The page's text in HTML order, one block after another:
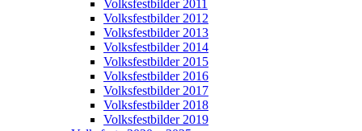
Volksfestbilder 2011
Volksfestbilder 2012
Volksfestbilder 2013
Volksfestbilder 2014
Volksfestbilder 2015
Volksfestbilder 2016
Volksfestbilder 2017
Volksfestbilder 2018
Volksfestbilder 2019